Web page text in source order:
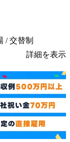
/ 交替制
詳細を表示